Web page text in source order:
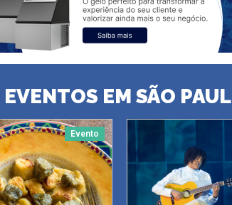
EM SÃO
Evento